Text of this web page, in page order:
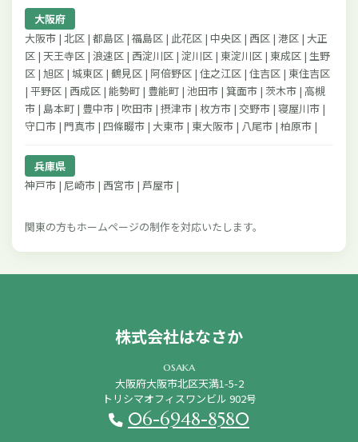
大阪府
大阪市 | 北区 | 都島区 | 福島区 | 此花区 | 中央区 | 西区 | 港区 | 大正
区 | 天王寺区 | 浪速区 | 西淀川区 | 淀川区 | 東淀川区 | 東成区 | 生野
区 | 旭区 | 城東区 | 鶴見区 | 阿倍野区 | 住之江区 | 住吉区 | 東住吉区
| 平野区 | 西成区 | 能勢町 | 豊能町 | 池田市 | 箕面市 | 茨木市 | 高槻
市 | 島本町 | 豊中市 | 吹田市 | 摂津市 | 枚方市 | 交野市 | 寝屋川市 |
守口市 | 門真市 | 四條畷市 | 大東市 | 東大阪市 | 八尾市 | 柏原市 |
兵庫県
神戸市 | 尼崎市 | 西宮市 | 芦屋市 |
関東の方もホームページの制作を対応いたします。
株式会社はなさか
osaka
大阪府大阪市北区天満1-5-2
トリシマオフィスワンビル 902号
06-6948-8580